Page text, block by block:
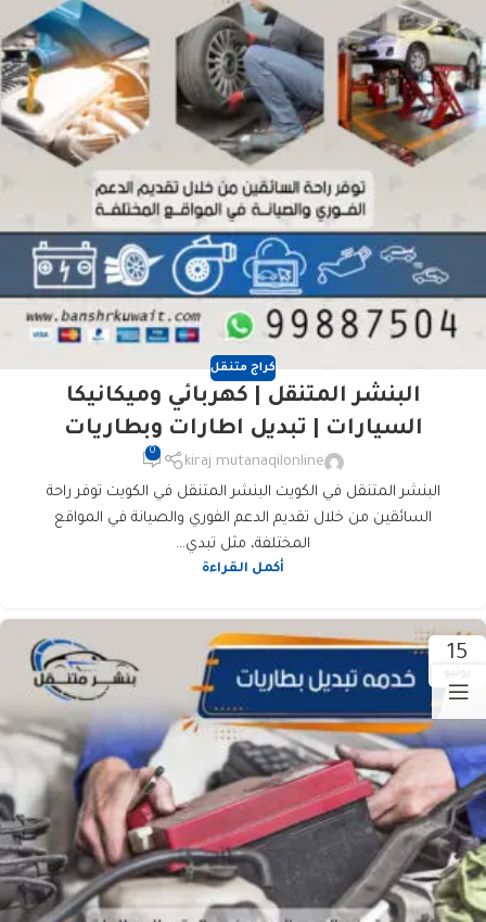
كراج متنقل
البنشر المتنقل | كهربائي وميكانيكا
السيارات | تبديل اطارات وبطاريات
kiraj mutanaqilonline
0
البنشر المتنقل في الكويت البنشر المتنقل في الكويت توفر راحة
السائقين من خلال تقديم الدعم الفوري والصيانة في المواقع
المختلفة، مثل تبدي...
أكمل القراءة
15